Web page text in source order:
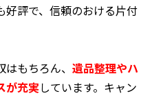
好評で、信頼のおける片付
もちろん、 遺品整理やハ
が充実しています。キャン